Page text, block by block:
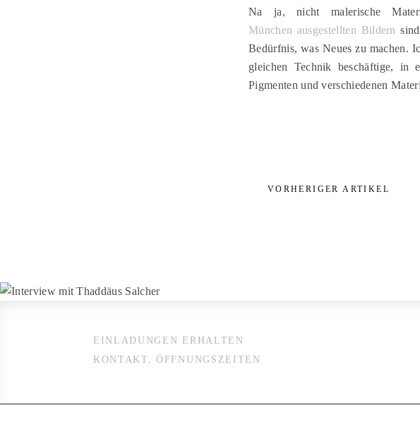
Na ja, nicht malerische
München ausgestellten Bildern
Bedürfnis, was Neues zu machen.
gleichen Technik beschäftige, in
Pigmenten und verschiedenen
VORHERIGER ARTIKEL
EINLADUNGEN ERHALTEN
KONTAKT, ÖFFNUNGSZEITEN